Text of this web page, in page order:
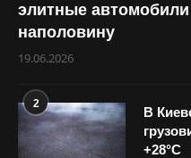
элитные
наполовину
19.06.2026
2
В
+28°С